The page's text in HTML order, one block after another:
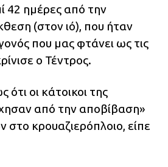
42 ημέρες από την
(στον ιό), που ήταν
που μας φτάνει ως τις
ο Τέντρος.
οι κάτοικοι της
από την αποβίβαση»
στο κρουαζιερόπλοιο, είπε